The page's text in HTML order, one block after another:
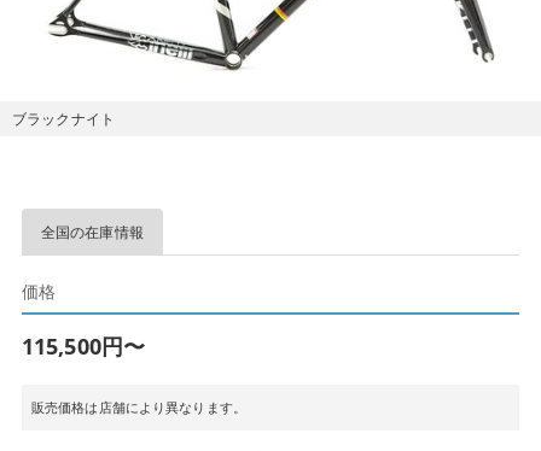
ブラックナイト
全国の在庫情報
価格
115,500円〜
販売価格は店舗により異なります。